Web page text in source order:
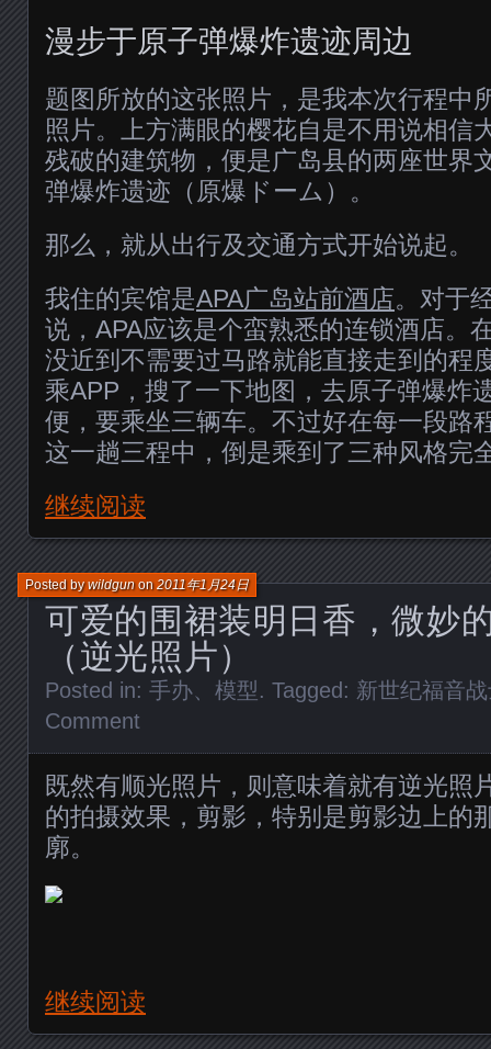
漫步于原子弹爆炸遗迹周边
题图所放的这张照片，是我本次行程中
照片。上方满眼的樱花自是不用说相信
残破的建筑物，便是广岛县的两座世
弹爆炸遗迹（原爆ドーム）。
那么，就从出行及交通方式开始说起。
我住的宾馆是APA广岛站前酒店。对于
说，APA应该是个蛮熟悉的连锁酒店。
没近到不需要过马路就能直接走到的程
乘APP，搜了一下地图，去原子弹爆炸
便，要乘坐三辆车。不过好在每一段路
这一趟三程中，倒是乘到了三种风格完
继续阅读
可爱的围裙装明日香，微妙
（逆光照片）
Posted bywildgunon2011年1月24日
Posted in: 手办、模型. Tagged: 新世纪福音
Comment
既然有顺光照片，则意味着就有逆光照
的拍摄效果，剪影，特别是剪影边上的
廓。
继续阅读